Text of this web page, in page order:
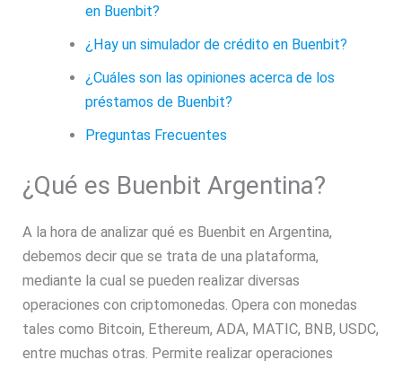
en Buenbit?
¿Hay un simulador de crédito en Buenbit?
¿Cuáles son las opiniones acerca de los
préstamos de Buenbit?
Preguntas Frecuentes
¿Qué es Buenbit Argentina?
A la hora de analizar qué es Buenbit en Argentina,
debemos decir que se trata de una plataforma,
mediante la cual se pueden realizar diversas
operaciones con criptomonedas. Opera con monedas
tales como Bitcoin, Ethereum, ADA, MATIC, BNB, USDC,
entre muchas otras. Permite realizar operaciones